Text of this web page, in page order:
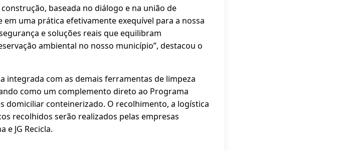
baseada no diálogo e na união de
uma prática efetivamente exequível para a nossa
e soluções reais que equilibram
ambiental no nosso município”, destacou o
com as demais ferramentas de limpeza
como um complemento direto ao Programa
domiciliar conteinerizado. O recolhimento, a logística
recolhidos serão realizados pelas empresas
e JG Recicla.